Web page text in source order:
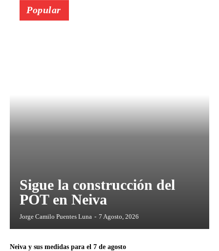
Popular
Sigue la construcción del
POT en Neiva
Jorge Camilo Puentes Luna - 7 Agosto, 2026
Neiva y sus medidas para el 7 de agosto